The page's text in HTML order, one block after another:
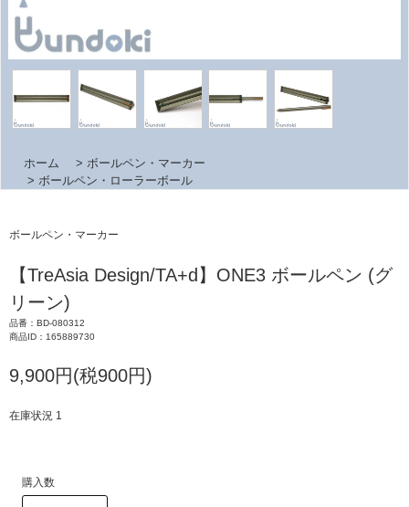
ホーム > ボールペン・マーカー
> ボールペン・ローラーボール
ボールペン・マーカー
【TreAsia Design/TA+d】ONE3 ボールペン (グ
リーン)
品番：BD-080312
商品ID：165889730
9,900円(税900円)
在庫状況 1
購入数